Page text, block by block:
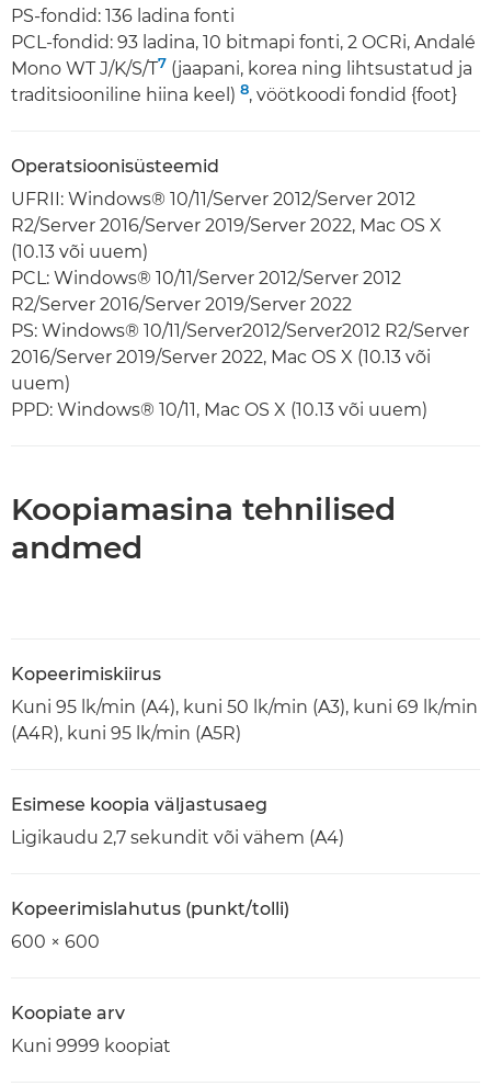
PS-fondid: 136 ladina fonti
PCL-fondid: 93 ladina, 10 bitmapi fonti, 2 OCRi, Andalé
Mono WT J/K/S/T7 (jaapani, korea ning lihtsustatud ja
traditsiooniline hiina keel) 8, vöötkoodi fondid {foot}
Operatsioonisüsteemid
UFRII: Windows® 10/11/Server 2012/Server 2012
R2/Server 2016/Server 2019/Server 2022, Mac OS X
(10.13 või uuem)
PCL: Windows® 10/11/Server 2012/Server 2012
R2/Server 2016/Server 2019/Server 2022
PS: Windows® 10/11/Server2012/Server2012 R2/Server
2016/Server 2019/Server 2022, Mac OS X (10.13 või
uuem)
PPD: Windows® 10/11, Mac OS X (10.13 või uuem)
Koopiamasina tehnilised
andmed
Kopeerimiskiirus
Kuni 95 lk/min (A4), kuni 50 lk/min (A3), kuni 69 lk/min
(A4R), kuni 95 lk/min (A5R)
Esimese koopia väljastusaeg
Ligikaudu 2,7 sekundit või vähem (A4)
Kopeerimislahutus (punkt/tolli)
600 × 600
Koopiate arv
Kuni 9999 koopiat